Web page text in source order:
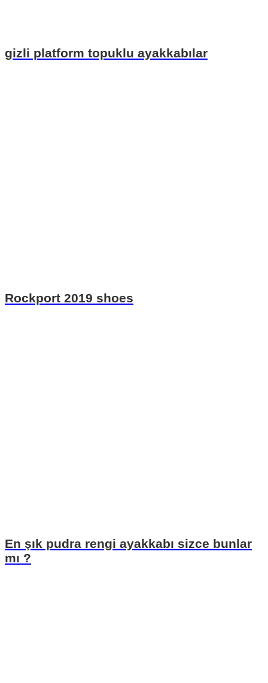
gizli platform topuklu ayakkabılar
Rockport 2019 shoes
En şık pudra rengi ayakkabı sizce bunlar
mı ?